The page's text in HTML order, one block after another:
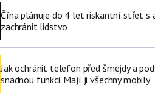
Čína plánuje do 4 let riskantní střet s
zachránit lidstvo
Jak ochránit telefon před šmejdy a
snadnou funkci. Mají ji všechny mobily